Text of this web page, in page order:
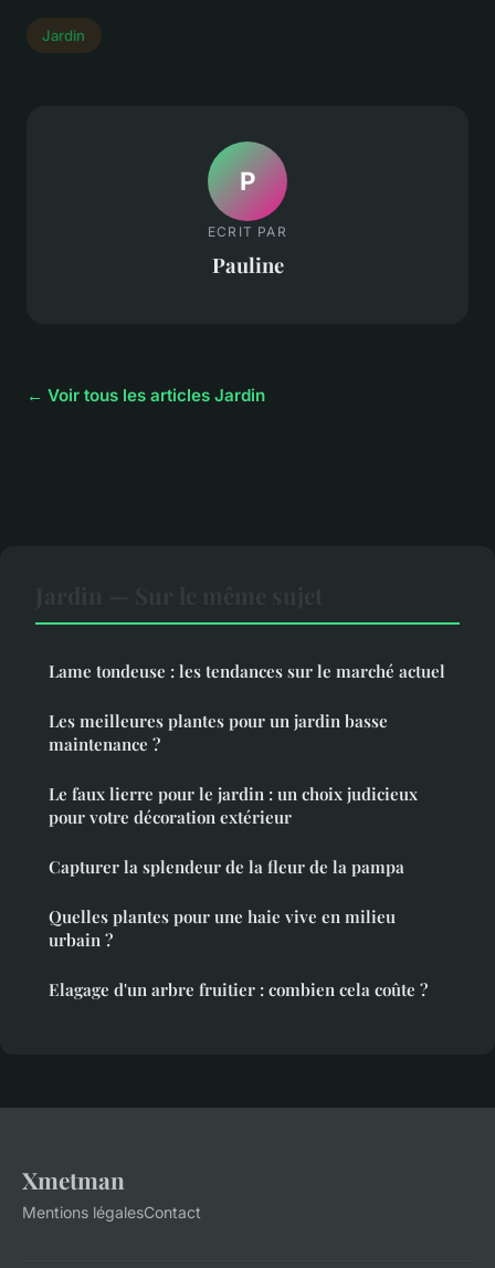
Jardin
P
ECRIT PAR
Pauline
← Voir tous les articles Jardin
Lame tondeuse : les tendances sur le marché actuel
Les meilleures plantes pour un jardin basse
maintenance ?
Le faux lierre pour le jardin : un choix judicieux
pour votre décoration extérieur
Capturer la splendeur de la fleur de la pampa
Quelles plantes pour une haie vive en milieu
urbain ?
Elagage d'un arbre fruitier : combien cela coûte ?
Xmetman
Mentions légalesContact